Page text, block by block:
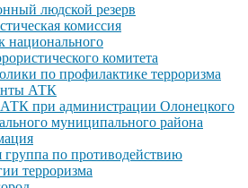
людской резерв
комиссия
национального
комитета
по профилактике терроризма
АТК
при администрации Олонецкого
муниципального района
группа по противодействию
терроризма